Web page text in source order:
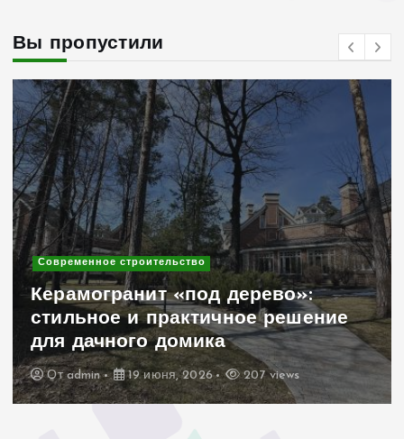
Вы пропустили
Современное строительство
Садовые скамейки для
придомовой территории коттеджа:
как сделать территорию уютной
Madmetal.ru и функциональной
Отadmin 15 июня, 2026 227 views